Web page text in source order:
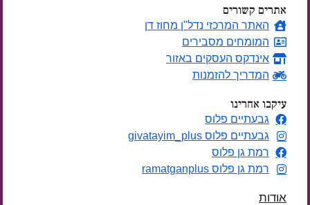
אתרים קשורים
האתר המרכזי נדל"ן מחוז דן
המומחים מסבירים
אינדקס העסקים באזור
המדריך להזמנות
עיקבו אחרינו
גבעתיים פלוס
גבעתיים פלוס givatayim_plus
רמת גן פלוס
רמת גן פלוס ramatganplus
אודות